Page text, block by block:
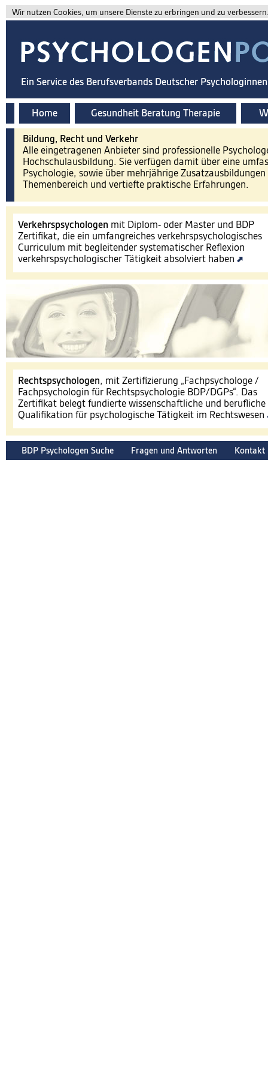
Wir nutzen Cookies, um unsere Dienste zu erbringen und zu
Ein Service des Berufsverbands Deutscher
Home Gesundheit Beratung Therapie
Bildung, Recht und Verkehr
Alle eingetragenen Anbieter sind professionelle
Hochschulausbildung. Sie verfügen damit über eine
Psychologie, sowie über mehrjährige
Themenbereich und vertiefte praktische Erfahrungen.
Verkehrspsychologen mit Diplom- oder Master und BDP
Zertifikat, die ein umfangreiches verkehrspsychologisches
Curriculum mit begleitender systematischer Reflexion
verkehrspsychologischer Tätigkeit absolviert haben
​Rechtspsychologen, mit Zertifizierung „Fachpsychologe /
Fachpsychologin für Rechtspsychologie BDP/DGPs“. Das
Zertifikat belegt fundierte wissenschaftliche und berufliche
Qualifikation für psychologische Tätigkeit im Rechtswesen
BDP Psychologen Suche Fragen und Antworten Kontakt